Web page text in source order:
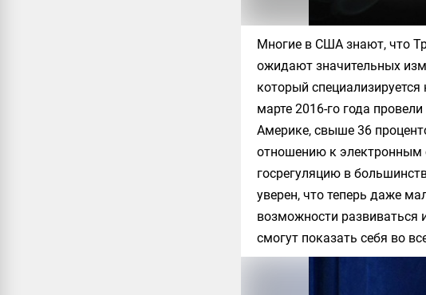
Многие в США знают, что
ожидают значительных
который
марте 2016-го года
Америке, свыше 36
отношению к электронным
госрегуляцию в
уверен, что теперь даже
возможности развиваться
смогут показать себя во